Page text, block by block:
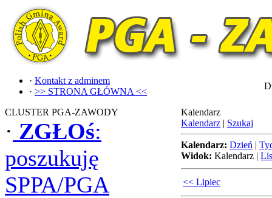
· Kontakt z adminem
· >> STRONA GŁÓWNA <<
CLUSTER PGA-ZAWODY
· ZGŁOś:
poszukuję
SPPA/PGA
Kalendarz
Kalendarz | Szukaj
Kalendarz: Dzień |
Widok: Kalendarz |
<< Lipiec